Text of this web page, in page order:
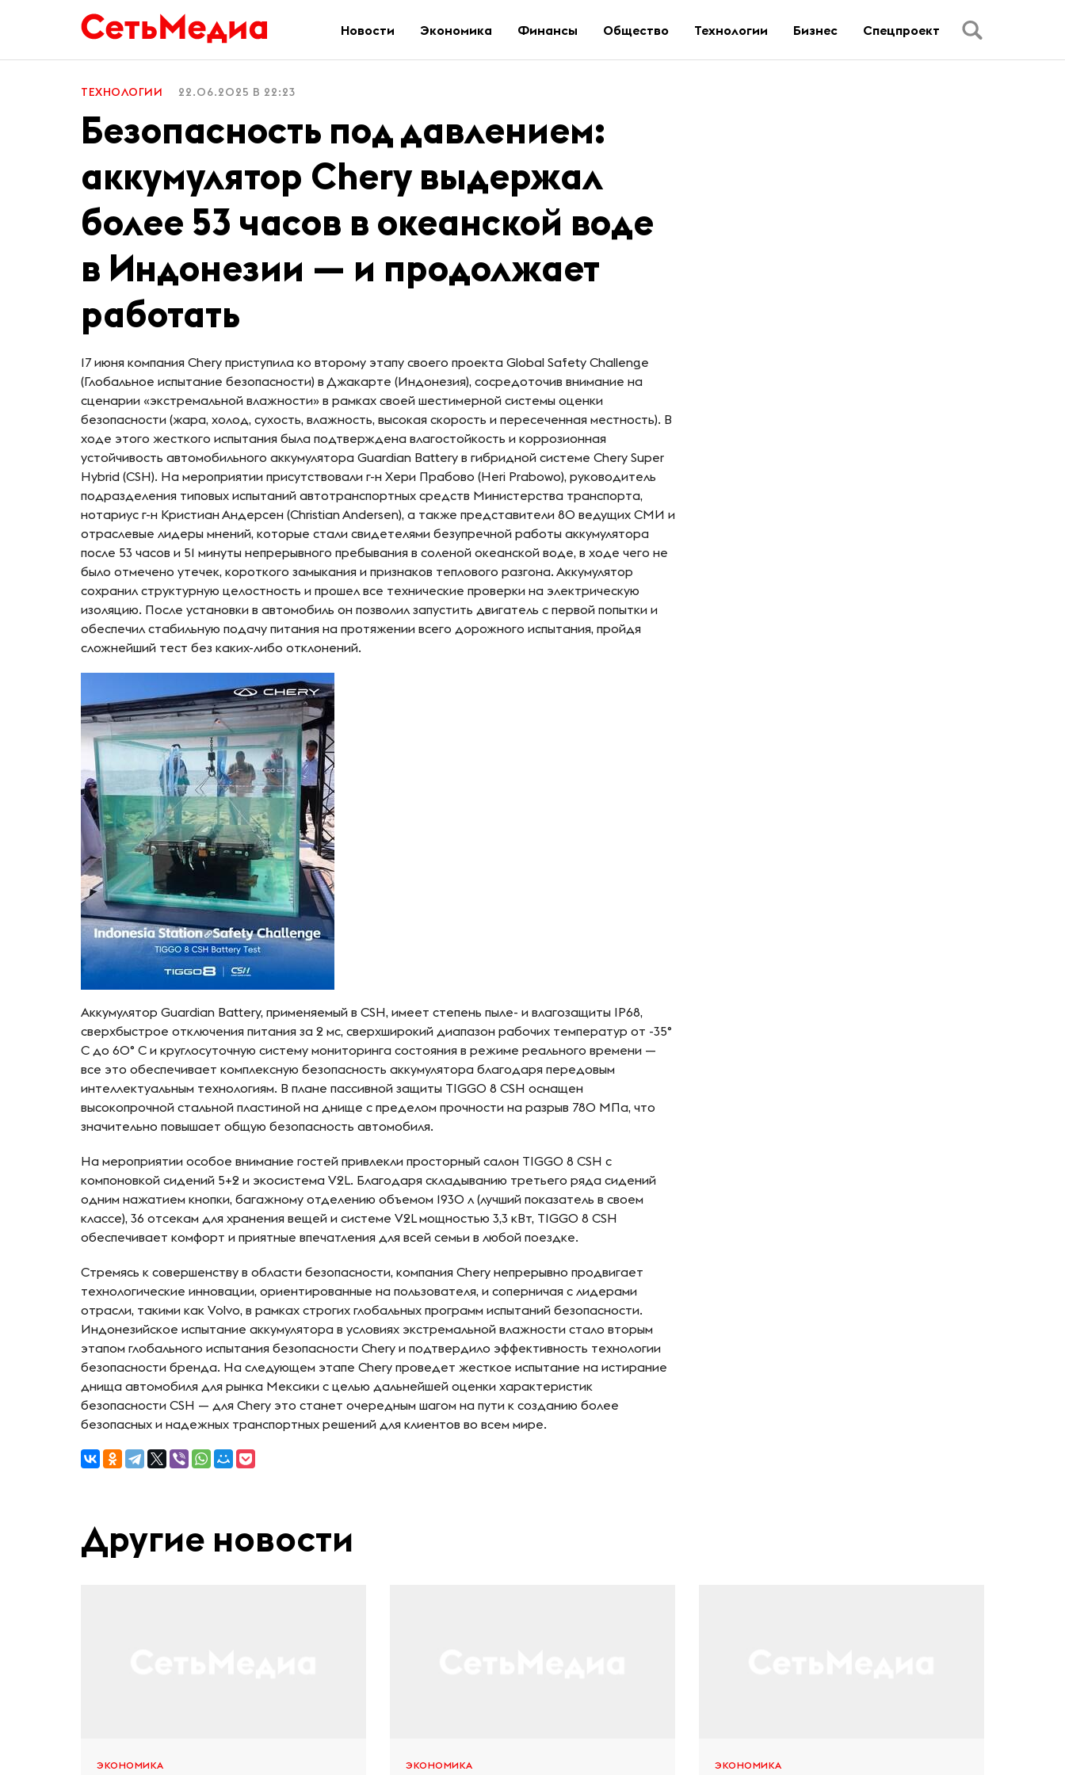
Новости Экономика Финансы Общество Технологии Бизнес Спецпроект
ТЕХНОЛОГИИ 22.06.2025 В 22:23
Безопасность под давлением:
аккумулятор Chery выдержал
более 53 часов в океанской воде
в Индонезии — и продолжает
работать
17 июня компания Chery приступила ко второму этапу своего проекта Global Safety Challenge
(Глобальное испытание безопасности) в Джакарте (Индонезия), сосредоточив внимание на
сценарии «экстремальной влажности» в рамках своей шестимерной системы оценки
безопасности (жара, холод, сухость, влажность, высокая скорость и пересеченная местность). В
ходе этого жесткого испытания была подтверждена влагостойкость и коррозионная
устойчивость автомобильного аккумулятора Guardian Battery в гибридной системе Chery Super
Hybrid (CSH). На мероприятии присутствовали г-н Хери Прабово (Heri Prabowo), руководитель
подразделения типовых испытаний автотранспортных средств Министерства транспорта,
нотариус г-н Кристиан Андерсен (Christian Andersen), а также представители 80 ведущих СМИ и
отраслевые лидеры мнений, которые стали свидетелями безупречной работы аккумулятора
после 53 часов и 51 минуты непрерывного пребывания в соленой океанской воде, в ходе чего не
было отмечено утечек, короткого замыкания и признаков теплового разгона. Аккумулятор
сохранил структурную целостность и прошел все технические проверки на электрическую
изоляцию. После установки в автомобиль он позволил запустить двигатель с первой попытки и
обеспечил стабильную подачу питания на протяжении всего дорожного испытания, пройдя
сложнейший тест без каких-либо отклонений.
Аккумулятор Guardian Battery, применяемый в CSH, имеет степень пыле- и влагозащиты IP68,
сверхбыстрое отключения питания за 2 мс, сверхширокий диапазон рабочих температур от -35°
C до 60° C и круглосуточную систему мониторинга состояния в режиме реального времени —
все это обеспечивает комплексную безопасность аккумулятора благодаря передовым
интеллектуальным технологиям. В плане пассивной защиты TIGGO 8 CSH оснащен
высокопрочной стальной пластиной на днище с пределом прочности на разрыв 780 МПа, что
значительно повышает общую безопасность автомобиля.
На мероприятии особое внимание гостей привлекли просторный салон TIGGO 8 CSH с
компоновкой сидений 5+2 и экосистема V2L. Благодаря складыванию третьего ряда сидений
одним нажатием кнопки, багажному отделению объемом 1930 л (лучший показатель в своем
классе), 36 отсекам для хранения вещей и системе V2L мощностью 3,3 кВт, TIGGO 8 CSH
обеспечивает комфорт и приятные впечатления для всей семьи в любой поездке.
Стремясь к совершенству в области безопасности, компания Chery непрерывно продвигает
технологические инновации, ориентированные на пользователя, и соперничая с лидерами
отрасли, такими как Volvo, в рамках строгих глобальных программ испытаний безопасности.
Индонезийское испытание аккумулятора в условиях экстремальной влажности стало вторым
этапом глобального испытания безопасности Chery и подтвердило эффективность технологии
безопасности бренда. На следующем этапе Chery проведет жесткое испытание на истирание
днища автомобиля для рынка Мексики с целью дальнейшей оценки характеристик
безопасности CSH — для Chery это станет очередным шагом на пути к созданию более
безопасных и надежных транспортных решений для клиентов во всем мире.
Другие новости
ЭКОНОМИКА ЭКОНОМИКА ЭКОНОМИКА